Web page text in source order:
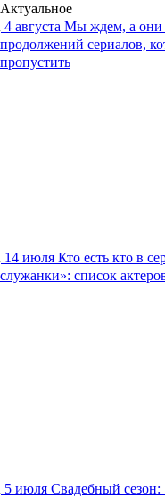
Актуальное
4 августа Мы ждем, а они
продолжений сериалов,
пропустить
14 июля Кто есть кто в
служанки»: список
5 июля Свадебный